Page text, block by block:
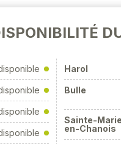
Harol
Bulle
Sainte-
en-Chanois